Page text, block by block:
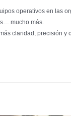
operativos en las
mucho más.
claridad, precisión